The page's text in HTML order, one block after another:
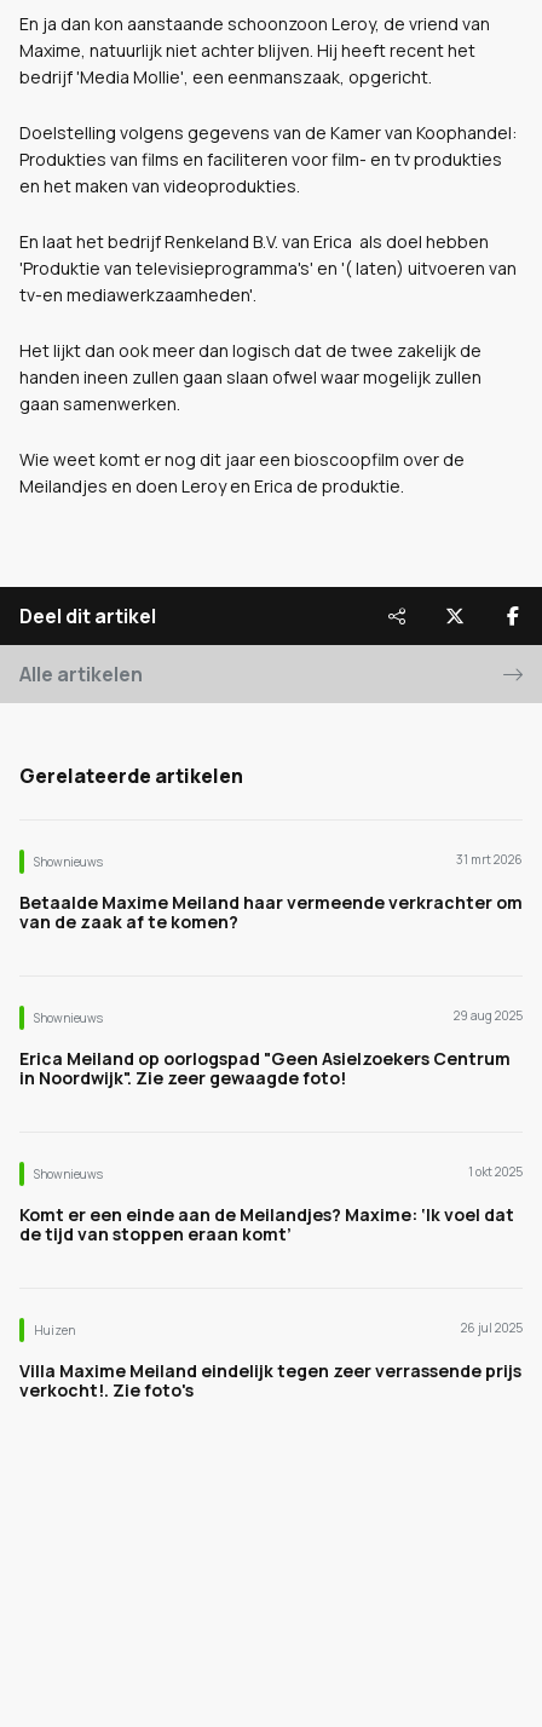
En ja dan kon aanstaande schoonzoon Leroy, de vriend van
Maxime, natuurlijk niet achter blijven. Hij heeft recent het
bedrijf 'Media Mollie', een eenmanszaak, opgericht.
Doelstelling volgens gegevens van de Kamer van Koophandel:
Produkties van films en faciliteren voor film- en tv produkties
en het maken van videoprodukties.
En laat het bedrijf Renkeland B.V. van Erica als doel hebben
'Produktie van televisieprogramma's' en '( laten) uitvoeren van
tv-en mediawerkzaamheden'.
Het lijkt dan ook meer dan logisch dat de twee zakelijk de
handen ineen zullen gaan slaan ofwel waar mogelijk zullen
gaan samenwerken.
Wie weet komt er nog dit jaar een bioscoopfilm over de
Meilandjes en doen Leroy en Erica de produktie.
Deel dit artikel
Alle artikelen
Gerelateerde artikelen
Shownieuws 31 mrt 2026
Betaalde Maxime Meiland haar vermeende verkrachter om
van de zaak af te komen?
Shownieuws 29 aug 2025
Erica Meiland op oorlogspad "Geen Asielzoekers Centrum
in Noordwijk". Zie zeer gewaagde foto!
Shownieuws 1 okt 2025
Komt er een einde aan de Meilandjes? Maxime: ‘Ik voel dat
de tijd van stoppen eraan komt’
Huizen 26 jul 2025
Villa Maxime Meiland eindelijk tegen zeer verrassende prijs
verkocht!. Zie foto's